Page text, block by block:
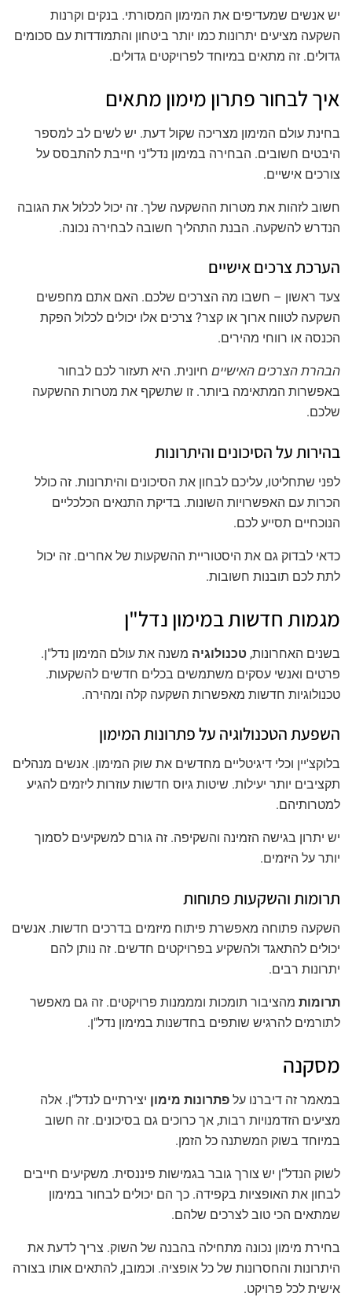
יש אנשים שמעדיפים את המימון המסורתי. בנקים וקרנות
השקעה מציעים יתרונות כמו יותר ביטחון והתמודדות עם סכומים
גדולים. זה מתאים במיוחד לפרויקטים גדולים.
איך לבחור פתרון מימון מתאים
בחינת עולם המימון מצריכה שקול דעת. יש לשים לב למספר
היבטים חשובים. הבחירה במימון נדל"ני חייבת להתבסס על
צורכים אישיים.
חשוב לזהות את מטרות ההשקעה שלך. זה יכול לכלול את הגובה
הנדרש להשקעה. הבנת התהליך חשובה לבחירה נכונה.
הערכת צרכים אישיים
צעד ראשון – חשבו מה הצרכים שלכם. האם אתם מחפשים
השקעה לטווח ארוך או קצר? צרכים אלו יכולים לכלול הפקת
הכנסה או רווחי מהירים.
הבהרת הצרכים האישיים חיונית. היא תעזור לכם לבחור
באפשרות המתאימה ביותר. זו שתשקף את מטרות ההשקעה
שלכם.
בהירות על הסיכונים והיתרונות
לפני שתחליטו, עליכם לבחון את הסיכונים והיתרונות. זה כולל
הכרות עם האפשרויות השונות. בדיקת התנאים הכלכליים
הנוכחיים תסייע לכם.
כדאי לבדוק גם את היסטוריית ההשקעות של אחרים. זה יכול
לתת לכם תובנות חשובות.
מגמות חדשות במימון נדל"ן
בשנים האחרונות, טכנולוגיה משנה את עולם המימון נדל"ן.
פרטים ואנשי עסקים משתמשים בכלים חדשים להשקעות.
טכנולוגיות חדשות מאפשרות השקעה קלה ומהירה.
השפעת הטכנולוגיה על פתרונות המימון
בלוקצ'יין וכלי דיגיטליים מחדשים את שוק המימון. אנשים מנהלים
תקציבים יותר יעילות. שיטות גיוס חדשות עוזרות ליזמים להגיע
למטרותיהם.
יש יתרון בגישה הזמינה והשקיפה. זה גורם למשקיעים לסמוך
יותר על היזמים.
תרומות והשקעות פתוחות
השקעה פתוחה מאפשרת פיתוח מיזמים בדרכים חדשות. אנשים
יכולים להתאגד ולהשקיע בפרויקטים חדשים. זה נותן להם
יתרונות רבים.
תרומות מהציבור תומכות ומממנות פרויקטים. זה גם מאפשר
לתורמים להרגיש שותפים בחדשנות במימון נדל"ן.
מסקנה
במאמר זה דיברנו על פתרונות מימון יצירתיים לנדל"ן. אלה
מציעים הזדמנויות רבות, אך כרוכים גם בסיכונים. זה חשוב
במיוחד בשוק המשתנה כל הזמן.
לשוק הנדל"ן יש צורך גובר בגמישות פיננסית. משקיעים חייבים
לבחון את האופציות בקפידה. כך הם יכולים לבחור במימון
שמתאים הכי טוב לצרכים שלהם.
בחירת מימון נכונה מתחילה בהבנה של השוק. צריך לדעת את
היתרונות והחסרונות של כל אופציה. וכמובן, להתאים אותו בצורה
אישית לכל פרויקט.